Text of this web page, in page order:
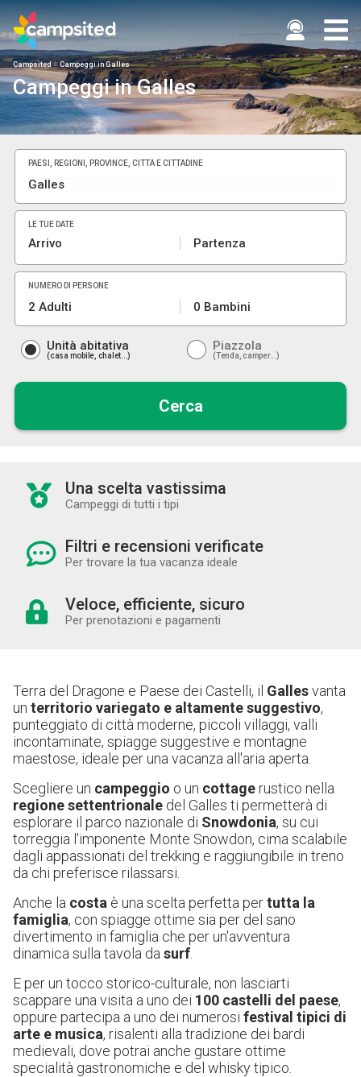
Campsited Campeggi in Galles
Campeggi in Galles
PAESI, REGIONI, PROVINCE, CITTÀ E CITTADINE
LE TUE DATE
Arrivo Partenza
NUMERO DI PERSONE
2 Adulti 0 Bambini
Unità abitativa
casa mobile, chalet...
Piazzola
Tenda, camper...
Cerca
Una scelta vastissima
Campeggi di tutti i tipi
Filtri e recensioni verificate
Per trovare la tua vacanza ideale
Veloce, efficiente, sicuro
Per prenotazioni e pagamenti
Terra del Dragone e Paese dei Castelli, il Gallesvanta
un territorio variegato e altamente suggestivo,
punteggiato di città moderne, piccoli villaggi, valli
incontaminate, spiagge suggestive e montagne
maestose, ideale per una vacanza all'aria aperta.
Scegliere un campeggio o un cottage rustico nella
regione settentrionale del Galles ti permetterà di
esplorare il parco nazionale di Snowdonia, su cui
torreggia l'imponente Monte Snowdon, cima scalabile
dagli appassionati del trekking e raggiungibile in treno
da chi preferisce rilassarsi.
Anche la costa è una scelta perfetta pertutta la
famiglia, con spiagge ottime sia per del sano
divertimento in famiglia che per un'avventura
dinamica sulla tavola da surf
E per un tocco storico-culturale, non lasciarti
scappare una visita a uno dei 100 castelli del paese,
oppure partecipa a uno dei numerosi festival tipici di
arte e musica, risalenti alla tradizione dei bardi
medievali, dove potrai anche gustare ottime
specialità gastronomiche e del whisky tipico.